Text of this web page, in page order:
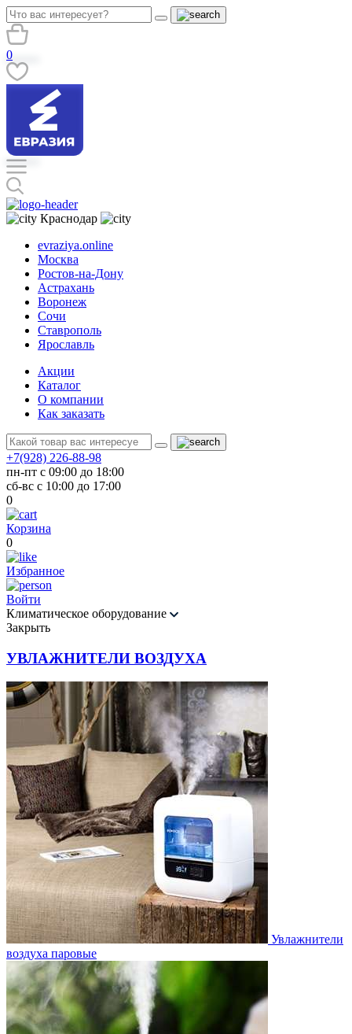
0
Краснодар
evraziya.online
Москва
Ростов-на-Дону
Астрахань
Воронеж
Сочи
Ставрополь
Ярославль
Акции
Каталог
О компании
Как заказать
+7(928) 226-88-98
пн-пт с 09:00 до 18:00
сб-вс с 10:00 до 17:00
0
Корзина
0
Избранное
Войти
Климатическое оборудование
Закрыть
УВЛАЖНИТЕЛИ ВОЗДУХА
Увлажнители
воздуха паровые